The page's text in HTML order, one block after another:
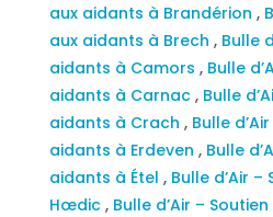
aux aidants à Brandérion ,
aux aidants à Brech , Bulle
aidants à Camors , Bulle
aidants à Carnac , Bulle
aidants à Crach , Bulle
aidants à Erdeven , Bulle
aidants à Étel , Bulle d’Air
Hœdic , Bulle d’Air –